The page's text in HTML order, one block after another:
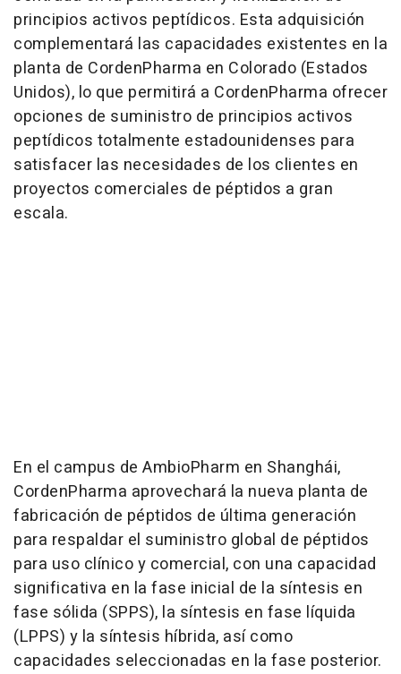
principios activos peptídicos. Esta adquisición
complementará las capacidades existentes en la
planta de CordenPharma en Colorado (Estados
Unidos), lo que permitirá a CordenPharma ofrecer
opciones de suministro de principios activos
peptídicos totalmente estadounidenses para
satisfacer las necesidades de los clientes en
proyectos comerciales de péptidos a gran
escala.
En el campus de AmbioPharm en Shanghái,
CordenPharma aprovechará la nueva planta de
fabricación de péptidos de última generación
para respaldar el suministro global de péptidos
para uso clínico y comercial, con una capacidad
significativa en la fase inicial de la síntesis en
fase sólida (SPPS), la síntesis en fase líquida
(LPPS) y la síntesis híbrida, así como
capacidades seleccionadas en la fase posterior.